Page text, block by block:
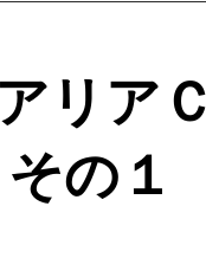
リア
その１